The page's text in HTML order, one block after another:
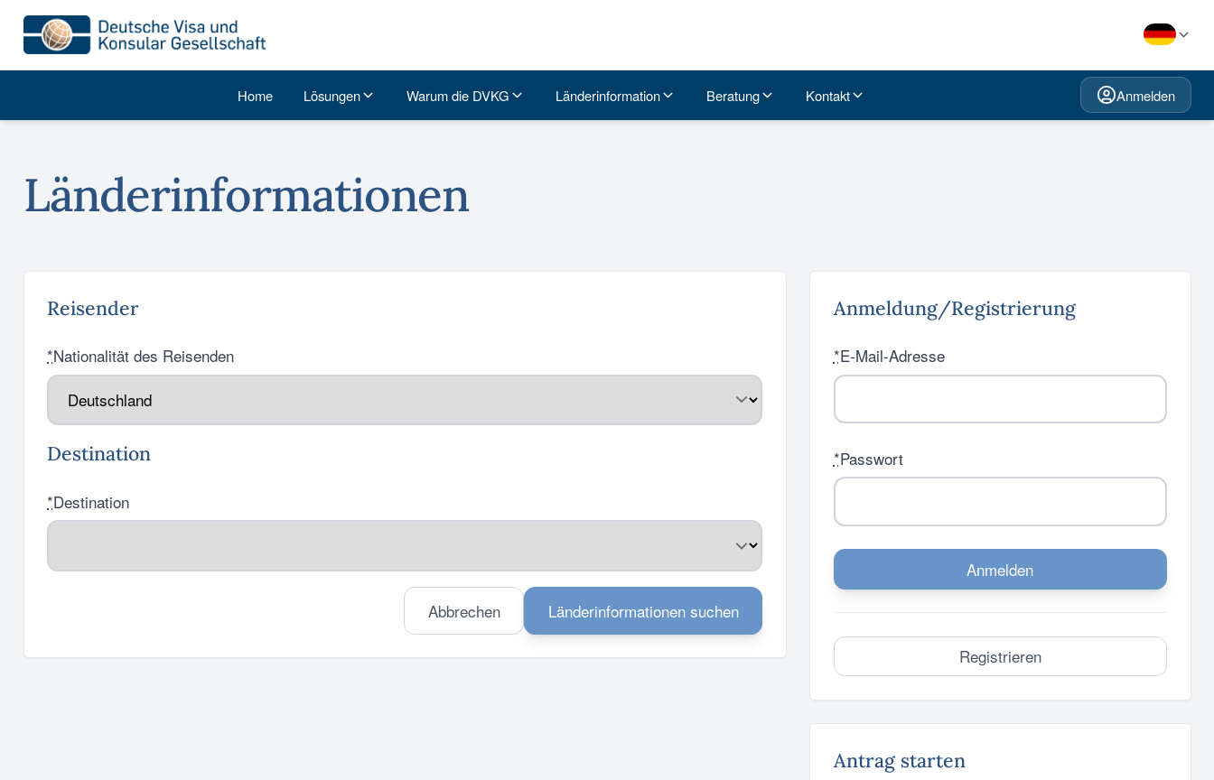
Home Lösungen Warum die DVKG Länderinformation Beratung Kontakt Anmelden
Länderinformationen
Reisender
*Nationalität des Reisenden
Destination
*Destination
Abbrechen Länderinformationen suchen
Anmeldung/Registrierung
*E-Mail-Adresse
*Passwort
Anmelden
Registrieren
Antrag starten